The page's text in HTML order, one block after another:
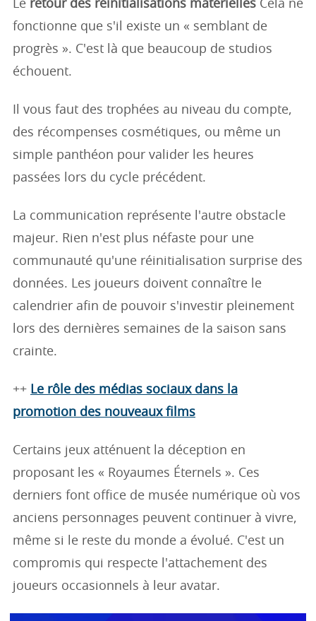
Le retour des réinitialisations matérielles Cela ne
fonctionne que s'il existe un « semblant de
progrès ». C'est là que beaucoup de studios
échouent.
Il vous faut des trophées au niveau du compte,
des récompenses cosmétiques, ou même un
simple panthéon pour valider les heures
passées lors du cycle précédent.
La communication représente l'autre obstacle
majeur. Rien n'est plus néfaste pour une
communauté qu'une réinitialisation surprise des
données. Les joueurs doivent connaître le
calendrier afin de pouvoir s'investir pleinement
lors des dernières semaines de la saison sans
crainte.
++ Le rôle des médias sociaux dans la
promotion des nouveaux films
Certains jeux atténuent la déception en
proposant les « Royaumes Éternels ». Ces
derniers font office de musée numérique où vos
anciens personnages peuvent continuer à vivre,
même si le reste du monde a évolué. C'est un
compromis qui respecte l'attachement des
joueurs occasionnels à leur avatar.